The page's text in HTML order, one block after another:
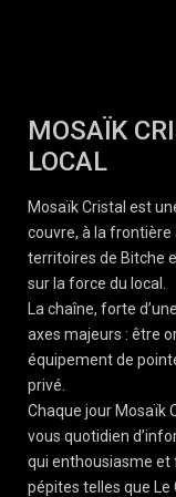
MOSAÏK
LOCAL
Mosaïk Cristal est
couvre, à la frontière
territoires de Bitche
sur la force du local.
La chaîne, forte
axes majeurs : être
équipement de
privé.
Chaque jour Mosaïk
vous quotidien
qui enthousiasme et
pépites telles que Le